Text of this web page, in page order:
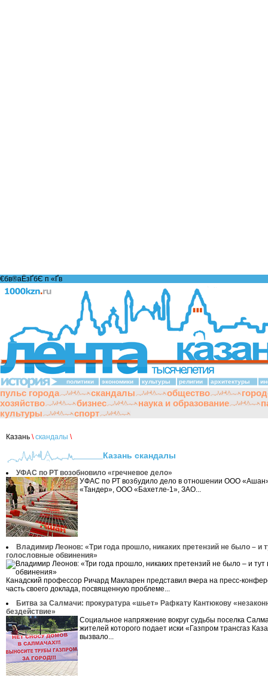
€бв®аЁзҐбЄ п «Ґ­в
политики экономики культуры религии архитектуры
пульс города скандалы общество
хозяйство
бизнес наука и образование
культуры
спорт
Казань \ скандалы \
Казань скандалы
УФАС по РТ возобновило «гречневое дело»
УФАС по РТ возбудило дело в отношении ООО
«Тандер», ООО «Бахетле-1», ЗАО...
Владимир Леонов: «Три года прошло, никаких претензий не было – и
голословные обвинения»
Канадский профессор Ричард Макларен представил вчера на пресс-
часть своего доклада, посвященную проблеме...
Битва за Салмачи: прокуратура «шьет» Рафкату Кантюкову
бездействие»
Социальное напряжение вокруг судьбы поселка
жителей которого подает иски «Газпром трансгаз
вызвало...